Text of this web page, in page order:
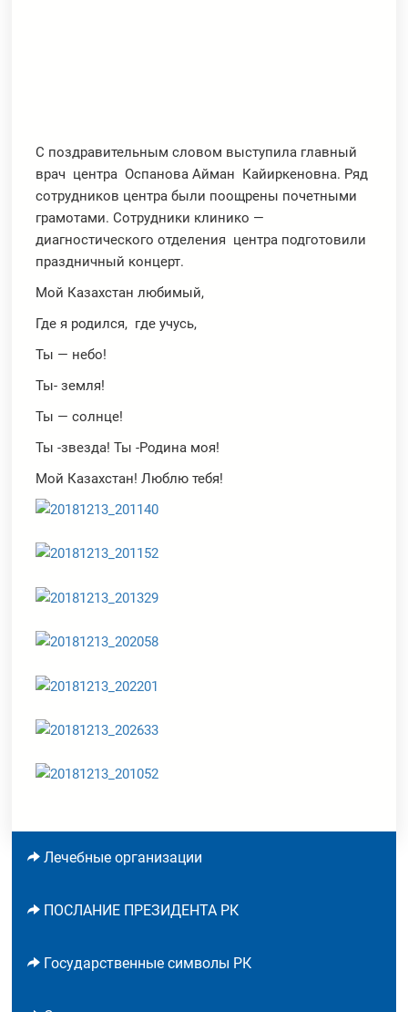
С поздравительным словом выступила главный
врач центра Оспанова Айман Кайиркеновна. Ряд
сотрудников центра были поощрены почетными
грамотами. Сотрудники клинико —
диагностического отделения центра подготовили
праздничный концерт.
Мой Казахстан любимый,
Где я родился, где учусь,
Ты — небо!
Ты- земля!
Ты — солнце!
Ты -звезда! Ты -Родина моя!
Мой Казахстан! Люблю тебя!
Лечебные организации
ПОСЛАНИЕ ПРЕЗИДЕНТА РК
Государственные символы РК